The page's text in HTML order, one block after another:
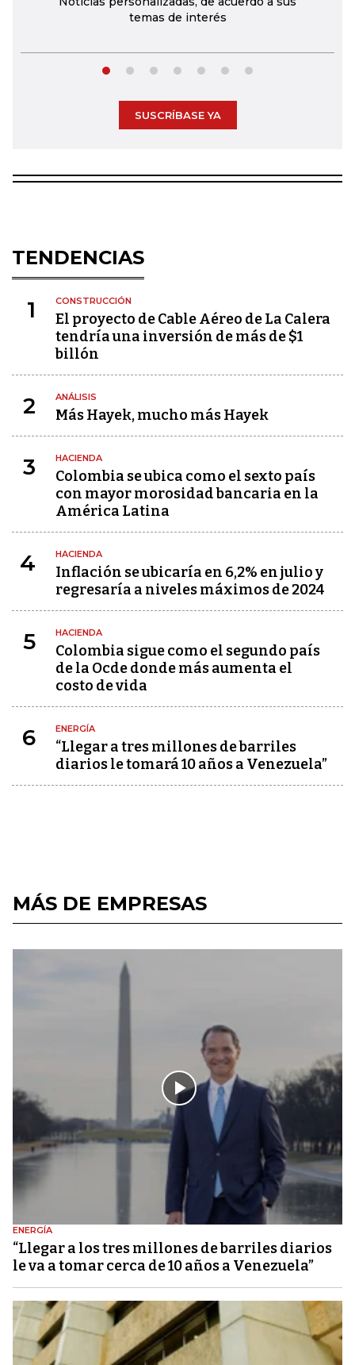
temas de interés
SUSCRÍBASE YA
TENDENCIAS
1 CONSTRUCCIÓN
El proyecto de Cable Aéreo de La Calera
tendría una inversión de más de $1
billón
2 ANÁLISIS
Más Hayek, mucho más Hayek
3 HACIENDA
Colombia se ubica como el sexto país
con mayor morosidad bancaria en la
América Latina
4 HACIENDA
Inflación se ubicaría en 6,2% en julio y
regresaría a niveles máximos de 2024
5 HACIENDA
Colombia sigue como el segundo país
de la Ocde donde más aumenta el
costo de vida
6 ENERGÍA
“Llegar a tres millones de barriles
diarios le tomará 10 años a Venezuela”
MÁS DE EMPRESAS
ENERGÍA
“Llegar a los tres millones de barriles diarios
le va a tomar cerca de 10 años a Venezuela”